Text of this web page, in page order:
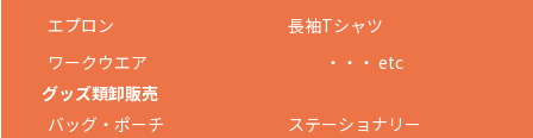
エプロン
長袖Tシャツ
ワークウエア
・・・ etc
グッズ類卸販売
バッグ・ポーチ
ステーショナリー